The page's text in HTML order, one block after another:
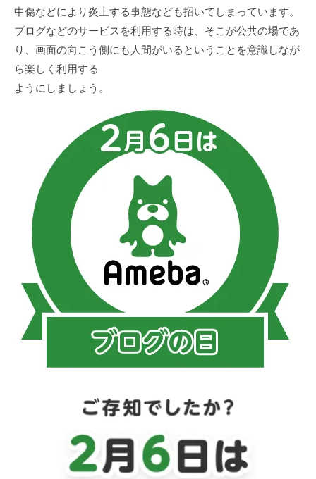
中傷などにより炎上する事態なども招いてしまっています。
ブログなどのサービスを利用する時は、そこが公共の場であ
り、画面の向こう側にも人間がいるということを意識しなが
ら楽しく利用する
ようにしましょう。